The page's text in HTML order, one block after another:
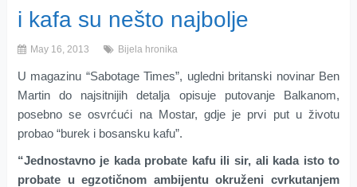
i kafa su nešto najbolje
May 16, 2013 Bijela hronika
U magazinu “Sabotage Times”, ugledni britanski novinar Ben
Martin do najsitnijih detalja opisuje putovanje Balkanom,
posebno se osvrćući na Mostar, gdje je prvi put u životu
probao “burek i bosansku kafu”.
“Jednostavno je kada probate kafu ili sir, ali kada isto to
probate u egzotičnom ambijentu okruženi cvrkutanjem